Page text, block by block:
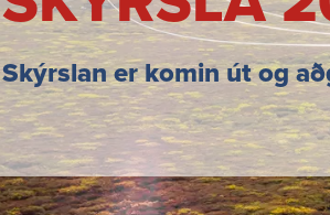
Skýrslan er komin út og